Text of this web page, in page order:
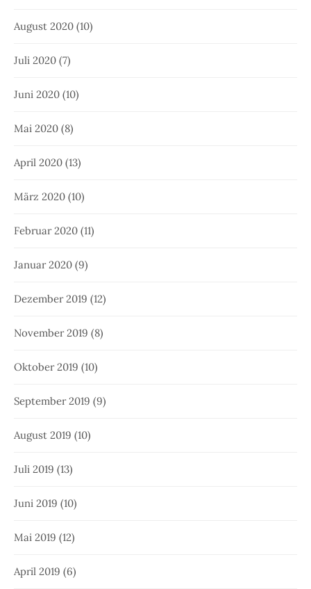
August 2020 (10)
Juli 2020 (7)
Juni 2020 (10)
Mai 2020 (8)
April 2020 (13)
März 2020 (10)
Februar 2020 (11)
Januar 2020 (9)
Dezember 2019 (12)
November 2019 (8)
Oktober 2019 (10)
September 2019 (9)
August 2019 (10)
Juli 2019 (13)
Juni 2019 (10)
Mai 2019 (12)
April 2019 (6)